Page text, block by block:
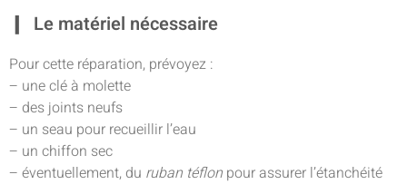
Le matériel nécessaire
Pour cette réparation, prévoyez :
– une clé à molette
– des joints neufs
– un seau pour recueillir l’eau
– un chiffon sec
– éventuellement, du ruban téflon pour assurer l’étanchéité